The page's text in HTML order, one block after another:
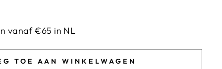
vanaf €65 in NL
TOE AAN WINKELWAGEN